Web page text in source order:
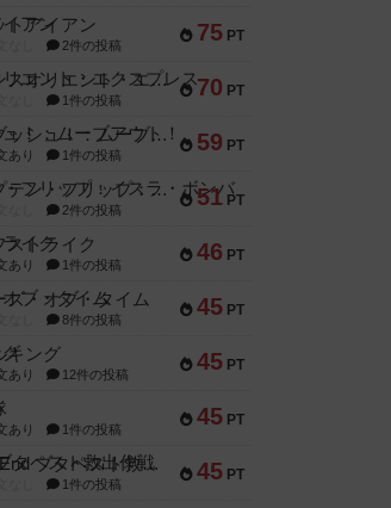
75 PT
トアイアン
2件の投稿
70 PT
トランスオリエント・エクスプレス
1件の投稿
59 PT
アンブッシュ！：ムーブアウト！
あり 1件の投稿
51 PT
キャプテン・フリップ：イスラ・ボンバ
2件の投稿
46 PT
ストライク
あり 1件の投稿
45 PT
ズ・オブ・タイム
8件の投稿
45 PT
キング
あり 12件の投稿
45 PT
あり 1件の投稿
45 PT
Bitter End ブタペスト救出作戦
1件の投稿